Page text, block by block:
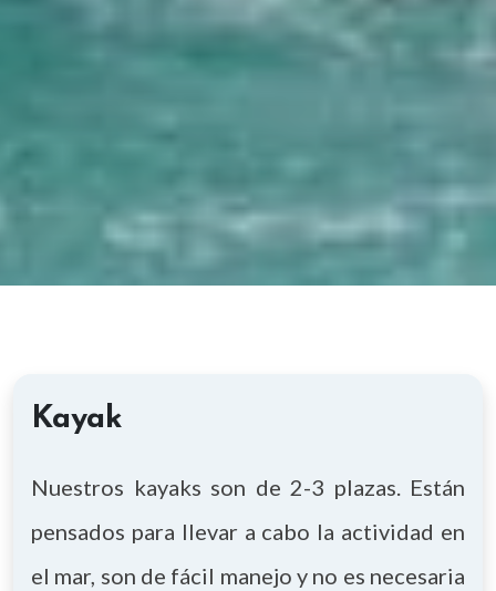
Kayak
Nuestros kayaks son de 2-3 plazas. Están
pensados para llevar a cabo la actividad en
el mar, son de fácil manejo y no es necesaria